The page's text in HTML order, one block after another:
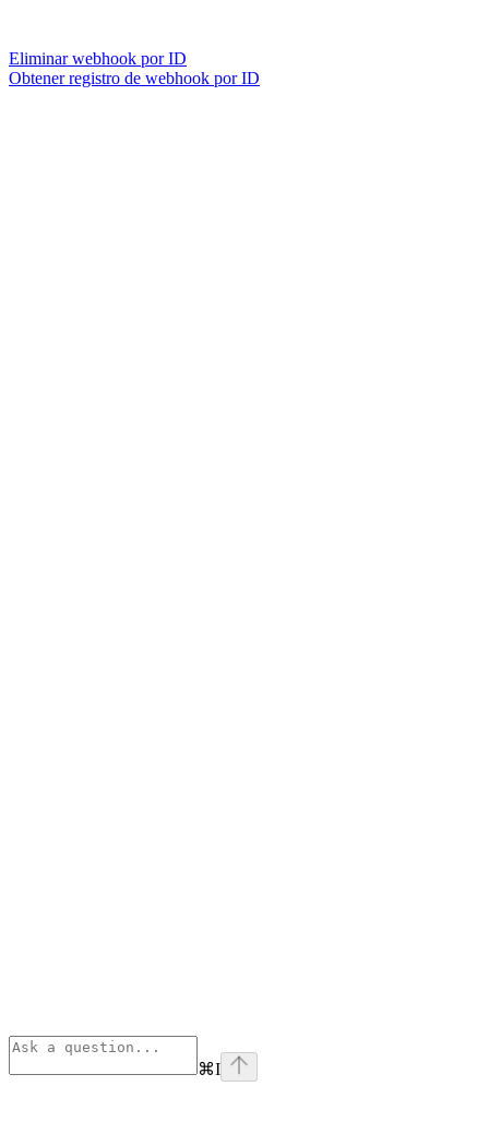
Eliminar webhook por ID
Obtener registro de webhook por ID
⌘I